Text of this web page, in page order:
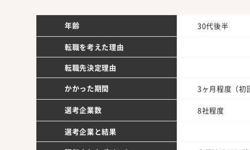
年齢 30代後半
転職を考えた理由
転職先決定理由
かかった期間 3ヶ月程度（初
選考企業数 8社程度
選考企業と結果